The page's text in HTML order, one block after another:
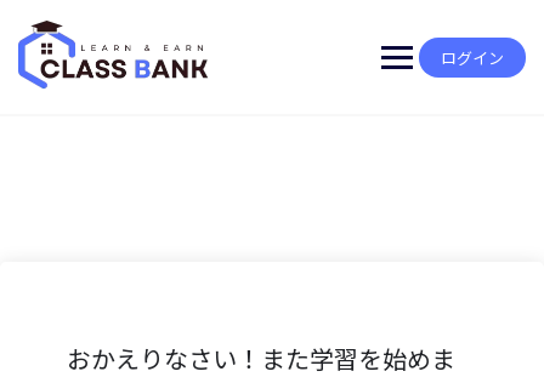
content
ログイン
おかえりなさい！また学習を始めま